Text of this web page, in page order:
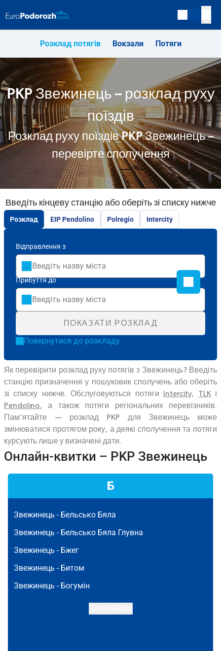
Розклад потягів Вокзали Потяги
PKP Звежинець – розклад руху
поїздів
Розклад руху поїздів PKP Звежинець –
перевірте сполучення
Введіть кінцеву станцію або оберіть зі списку нижче
Розклад EIP Pendolino Polregio Intercity
Відправлення з
Прибуття до
ПОКАЗАТИ РОЗКЛАД
Повернутися до розкладу
Як перевірити розклад руху потягів з Звежинець? Введіть
станцію призначення у пошуковик сполучень або оберіть
зі списку нижче. Обслуговуються потяги
Intercity, TLKі
Pendolino, а також потяги регіональних перевізників.
Пам'ятайте — розклад PKP для Звежинець може
змінюватися протягом року, а деякі сполучення та потяги
курсують лише у визначені дати.
Онлайн-квитки – PKP Звежинець
Б
Звежинець - Бельсько Бяла
Звежинець - Бельсько Бяла Глувна
Звежинець - Бжег
Звежинець - Битом
Звежинець - Богумін